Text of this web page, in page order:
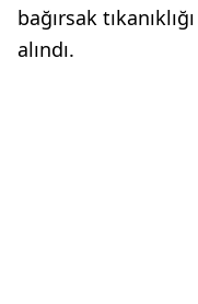
bağırsak
alındı.